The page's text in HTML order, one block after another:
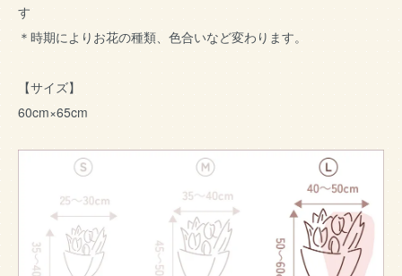
す
＊時期によりお花の種類、色合いなど変わります。
【サイズ】
60cm×65cm